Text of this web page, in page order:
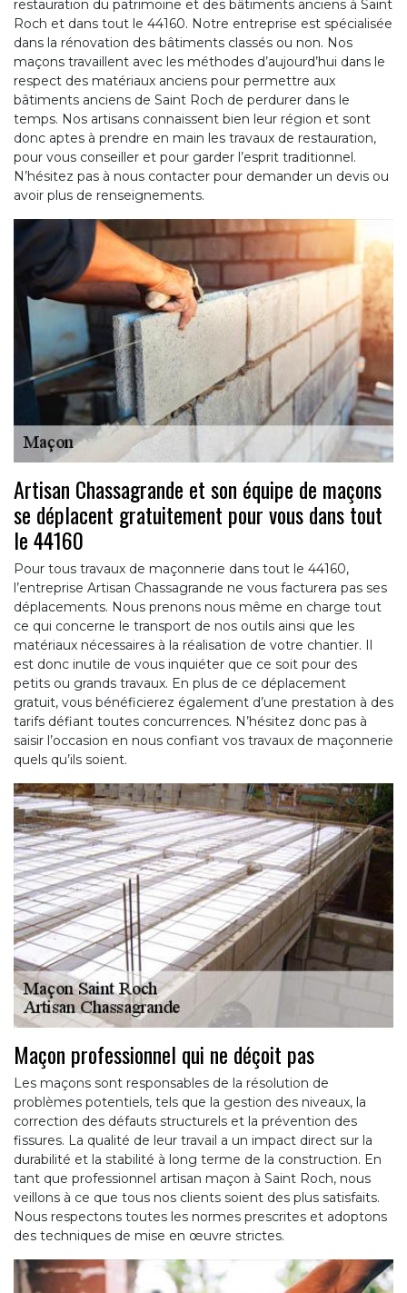
restauration du patrimoine et des bâtiments anciens à Saint
Roch et dans tout le 44160. Notre entreprise est spécialisée
dans la rénovation des bâtiments classés ou non. Nos
maçons travaillent avec les méthodes d’aujourd’hui dans le
respect des matériaux anciens pour permettre aux
bâtiments anciens de Saint Roch de perdurer dans le
temps. Nos artisans connaissent bien leur région et sont
donc aptes à prendre en main les travaux de restauration,
pour vous conseiller et pour garder l’esprit traditionnel.
N’hésitez pas à nous contacter pour demander un devis ou
avoir plus de renseignements.
Artisan Chassagrande et son équipe de maçons
se déplacent gratuitement pour vous dans tout
le 44160
Pour tous travaux de maçonnerie dans tout le 44160,
l’entreprise Artisan Chassagrande ne vous facturera pas ses
déplacements. Nous prenons nous même en charge tout
ce qui concerne le transport de nos outils ainsi que les
matériaux nécessaires à la réalisation de votre chantier. Il
est donc inutile de vous inquiéter que ce soit pour des
petits ou grands travaux. En plus de ce déplacement
gratuit, vous bénéficierez également d’une prestation à des
tarifs défiant toutes concurrences. N’hésitez donc pas à
saisir l’occasion en nous confiant vos travaux de maçonnerie
quels qu’ils soient.
Maçon professionnel qui ne déçoit pas
Les maçons sont responsables de la résolution de
problèmes potentiels, tels que la gestion des niveaux, la
correction des défauts structurels et la prévention des
fissures. La qualité de leur travail a un impact direct sur la
durabilité et la stabilité à long terme de la construction. En
tant que professionnel artisan maçon à Saint Roch, nous
veillons à ce que tous nos clients soient des plus satisfaits.
Nous respectons toutes les normes prescrites et adoptons
des techniques de mise en œuvre strictes.